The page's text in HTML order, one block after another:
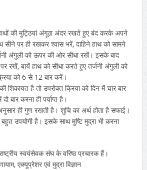
की मुट्ठियां अंगूठा अंदर रखते हुए बंद करके अपने
सीने पर ही रखकर श्वास भरें, दाहिने हाथ को सामने
अंगुली को ऊपर की ओर सीधा रखें। इसके बाद
रखें, बायें हाथ को सीधा करते हुए तर्जनी अंगुली को
को 6 से 12 बार करें।
शिकायत है तो उपरोक्त क्रिया को दिन में चार बार
बार करना ही पर्याप्त है।
ही गुण रखती है। शुचि का अर्थ होता है सफाई।
उपयोगी है। इसके साथ मुष्टि मुद्रा भी करना
स्वयंसेवक संघ के वरिष्ठ प्रचारक हैं।
एक्यूप्रेशर एवं मुद्रा विज्ञान